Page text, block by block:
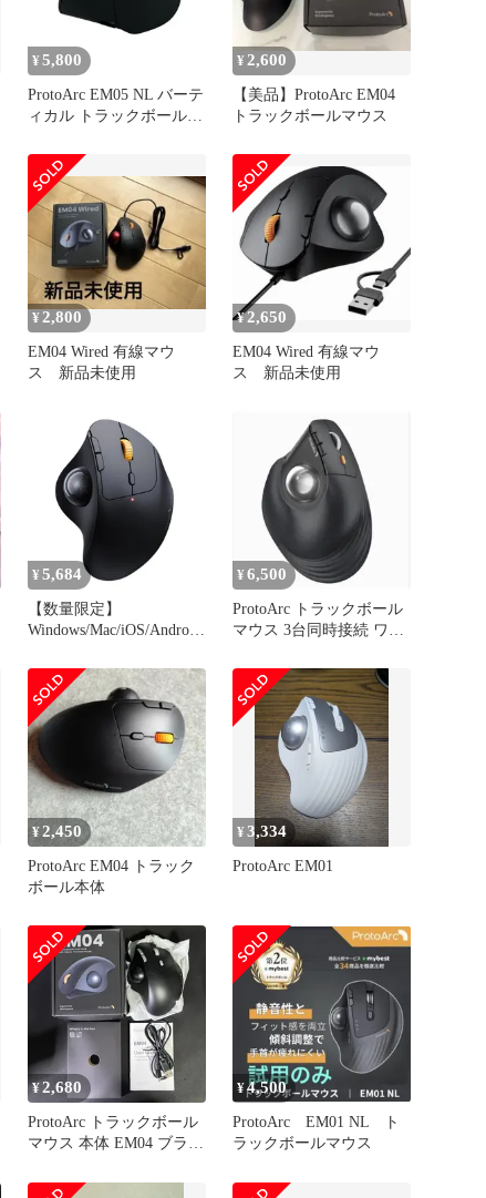
¥ 5,800
ProtoArc EM05 NL バーテ
ィカル トラックボールマ
¥ 2,600
【美品】ProtoArc EM04
トラックボールマウス
¥ 2,800
EM04 Wired 有線マウ
ス 新品未使用
¥2,650
EM04 Wired 有線マウ
ス 新品未使用
¥ 5,684
【数量限定】
Windows/Mac/iOS/Android
ボタン搭載 5段階DPI調節
可能 大容量バッテリー内
蔵 Type-C充電式 【2024
新登場】 親指 静音 トラ
ックボール マウス 無線 3
台同時接続 Bluetooth/2
¥6,500
ProtoArc トラックボール
マウス 3台同時接続 ワイ
¥2,450
ProtoArc EM04 トラック
ボール本体
¥3,334
ProtoArc EM01
¥2,680
ProtoArc トラックボール
マウス 本体 EM04 ブラッ
¥4,500
ProtoArc EM01 NL ト
ラックボールマウス